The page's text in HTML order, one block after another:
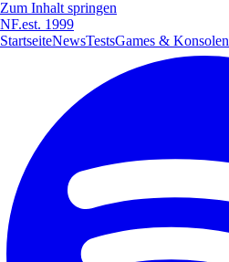
Zum Inhalt springen
NF.est. 1999
StartseiteNewsTestsGames & Konsolen